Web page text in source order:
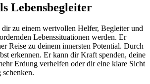
Lebensbegleiter
zu einem wertvollen Helfer, Begleiter und
Lebenssituationen werden. Er
Reise zu deinem innersten Potential. Durch
erkennen. Er kann dir Kraft spenden, deine
Erdung verhelfen oder dir eine klare Sicht
schenken.